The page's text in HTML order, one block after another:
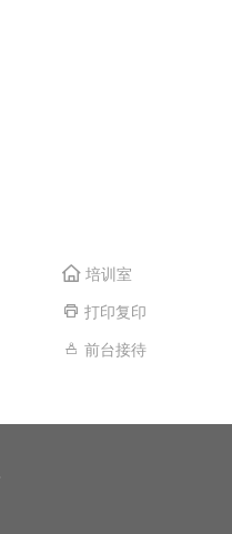
培训室
打印复印
前台接待